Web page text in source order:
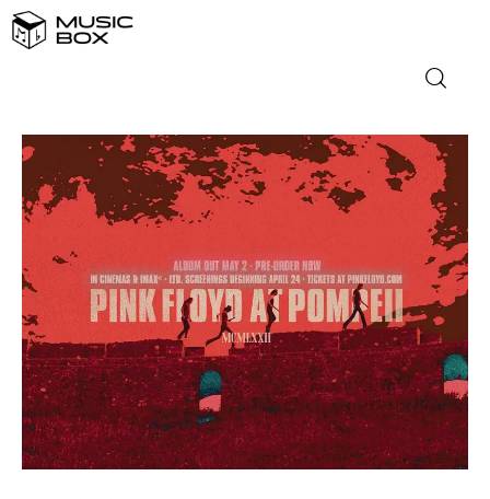
NASLOVNICA
DOMAĆA GLAZBA
STRANA GLAZBA
FILM
MUSIC BOX